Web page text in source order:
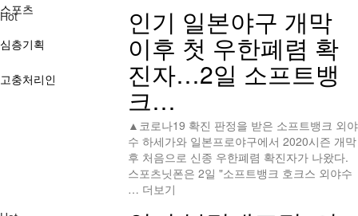
스포츠
심층기획
고충처리인
Hot
인기 일본야구 개막
이후 첫 우한폐렴 확
진자…2일 소프트뱅
크…
▲코로나19 확진 판정을 받은 소프트뱅크 외야
수 하세가와 일본프로야구에서 2020시즌 개막
후 처음으로 신종 우한폐렴 확진자가 나왔다.
스포츠닛폰은 2일 "소프트뱅크 호크스 외야수
… 더보기